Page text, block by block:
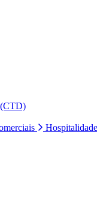
Hospitalidade